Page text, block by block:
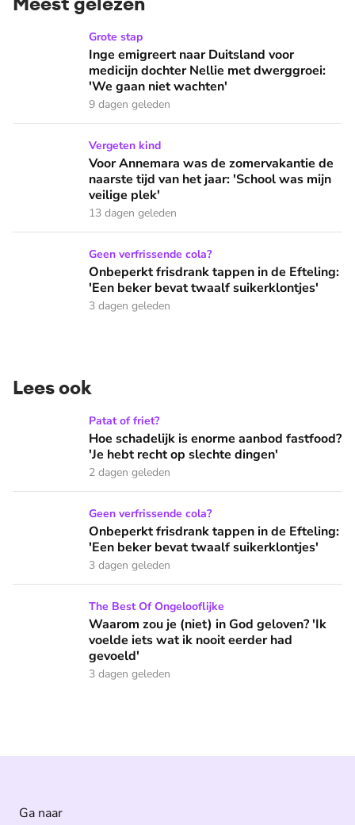
Inge emigreert naar Duitsland voor medicijn dochter
Grote stap
Inge emigreert naar Duitsland voor
medicijn dochter Nellie met dwerggroei:
'We gaan niet wachten'
9 dagen geleden
Voor Annemara was de zomervakantie de naarste tijd van
Vergeten kind
Voor Annemara was de zomervakantie de
naarste tijd van het jaar: 'School was mijn
veilige plek'
13 dagen geleden
Onbeperkt frisdrank tappen in de Efteling: 'Een beker
Geen verfrissende cola?
Onbeperkt frisdrank tappen in de Efteling:
'Een beker bevat twaalf suikerklontjes'
3 dagen geleden
Lees ook
Hoe schadelijk is enorme aanbod fastfood? 'Je hebt recht
Patat of friet?
Hoe schadelijk is enorme aanbod fastfood?
'Je hebt recht op slechte dingen'
2 dagen geleden
Onbeperkt frisdrank tappen in de Efteling: 'Een beker
Geen verfrissende cola?
Onbeperkt frisdrank tappen in de Efteling:
'Een beker bevat twaalf suikerklontjes'
3 dagen geleden
Waarom zou je (niet) in God geloven? 'Ik voelde iets wat
The Best Of Ongelooflijke
Waarom zou je (niet) in God geloven? 'Ik
voelde iets wat ik nooit eerder had
gevoeld'
3 dagen geleden
Ga naar